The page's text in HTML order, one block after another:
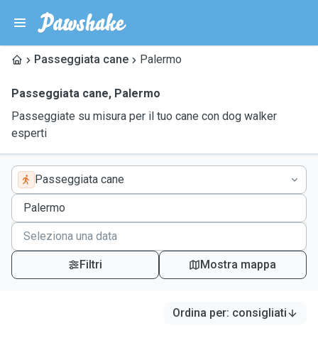
Passeggiata cane Palermo
Passeggiata cane, Palermo
Passeggiate su misura per il tuo cane con dog walker
esperti
Passeggiata cane
Filtri Mostra mappa
Ordina per: consigliati